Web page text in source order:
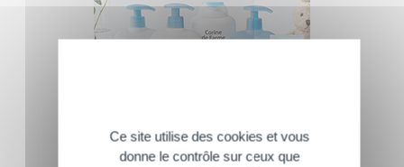
Ce site utilise des cookies et vous
donne le contrôle sur ceux que